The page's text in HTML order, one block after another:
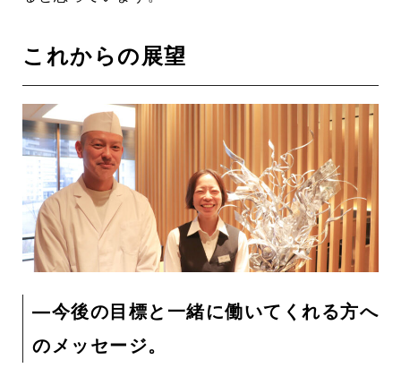
これからの展望
―今後の目標と一緒に働いてくれる方へ
のメッセージ。